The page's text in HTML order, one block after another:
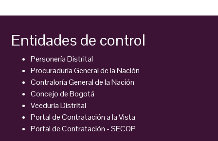
Entidades de control
Personería Distrital
Procuraduría General de la Nación
Contraloría General de la Nación
Concejo de Bogotá
Veeduría Distrital
Portal de Contratación a la Vista
Portal de Contratación - SECOP